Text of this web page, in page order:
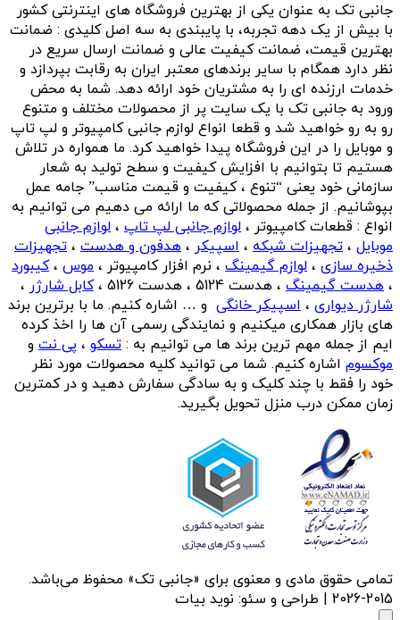
جانبی تک به عنوان یکی از بهترین فروشگاه های اینترنتی کشور
با بیش از یک دهه تجربه، با پایبندی به سه اصل کلیدی : ضمانت
بهترین قیمت، ضمانت کیفیت عالی و ضمانت ارسال سریع در
نظر دارد همگام با سایر برندهای معتبر ایران به رقابت بپردازد و
خدمات ارزنده ای را به مشتریان خود ارائه دهد. شما به محض
ورود به جانبی تک با یک سایت پر از محصولات مختلف و متنوع
رو به رو خواهید شد و قطعا انواع لوازم جانبی کامپیوتر و لپ تاپ
و موبایل را در این فروشگاه پیدا خواهید کرد. ما همواره در تلاش
هستیم تا بتوانیم با افزایش کیفیت و سطح تولید به شعار
سازمانی خود یعنی “تنوع ، کیفیت و قیمت مناسب” جامه عمل
بپوشانیم. از جمله محصولاتی که ما ارائه می دهیم می توانیم به
انواع : قطعات کامپیوتر ، لوازم جانبی لپ تاپ ، لوازم جانبی
موبایل ، تجهیزات شبکه ، اسپیکر ، هدفون و هدست ، تجهیزات
ذخیره سازی ، لوازم گیمینگ ، نرم افزار کامپیوتر ، موس ،کیبورد
، هدست گیمینگ ، هدست 5124 ، هدست 5126 ، کابل شارژر ،
شارژر دیواری ، اسپیکر خانگی و … اشاره کنیم. ما با برترین برند
های بازار همکاری میکنیم و نمایندگی رسمی آن ها را اخذ کرده
ایم از جمله مهم ترین برند ها می توانیم به : تسکو ، پی نت و
موکسوم اشاره کنیم. شما می توانید کلیه محصولات مورد نظر
خود را فقط با چند کلیک و به سادگی سفارش دهید و در کمترین
زمان ممکن درب منزل تحویل بگیرید.
تمامی حقوق مادی و معنوی برای «جانبی تک» محفوظ می‌باشد.
2015-2026 | طراحی و سئو: نوید بیات